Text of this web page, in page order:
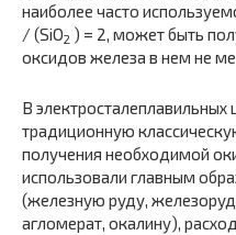
наиболее часто
/ (SiO2 ) = 2, может быть
оксидов железа в нем не
В электросталеплавильных
традиционную
получения необходимой
использовали главным
(железную руду,
агломерат, окалину),